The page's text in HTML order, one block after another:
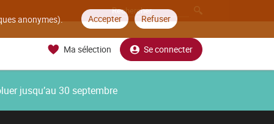
anonymes). Accepter Refuser
Ma sélection Se connecter
jusqu’au 30 septembre